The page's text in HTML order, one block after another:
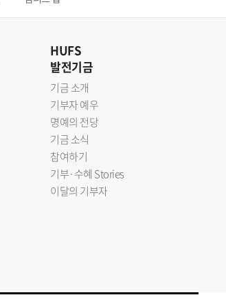
HUFS
발전기금
기금 소개
기부자 예우
명예의 전당
기금 소식
참여하기
기부·수혜 Stories
이달의 기부자